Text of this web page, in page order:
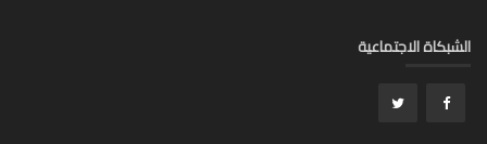
الاجتماعية